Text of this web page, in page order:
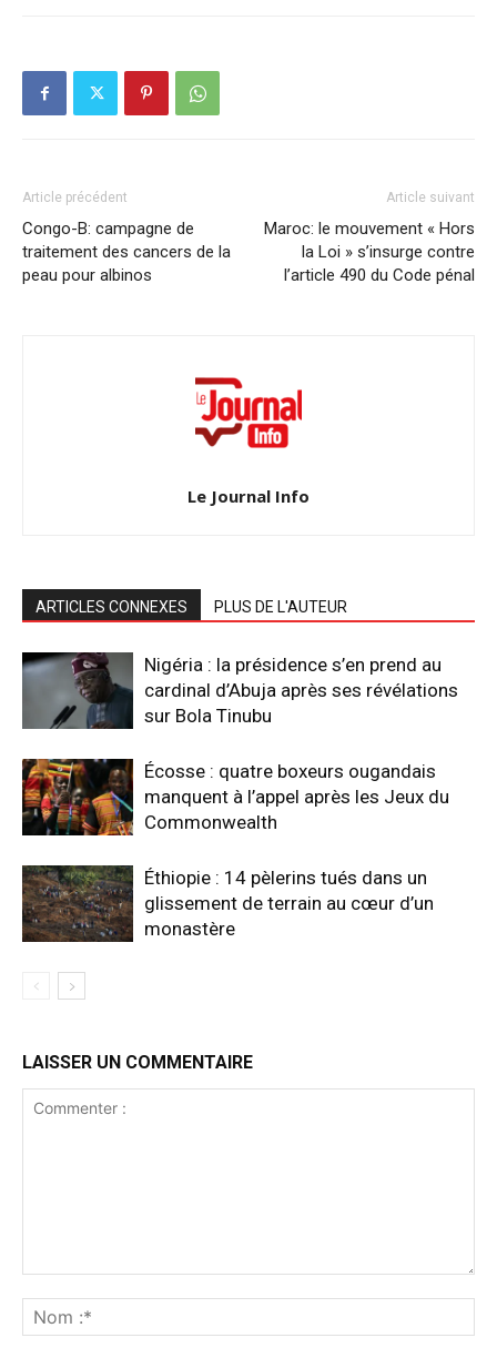
Article précédent
Congo-B: campagne de
traitement des cancers de la
peau pour albinos
Article suivant
Maroc: le mouvement « Hors
la Loi » s’insurge contre
l’article 490 du Code pénal
Le Journal Info
ARTICLES CONNEXES PLUS DE L'AUTEUR
Nigéria : la présidence s’en prend au
cardinal d’Abuja après ses révélations
sur Bola Tinubu
Écosse : quatre boxeurs ougandais
manquent à l’appel après les Jeux du
Commonwealth
Éthiopie : 14 pèlerins tués dans un
glissement de terrain au cœur d’un
monastère
LAISSER UN COMMENTAIRE